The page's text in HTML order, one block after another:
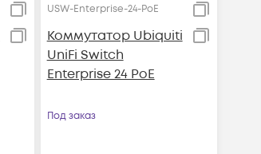
USW-Enterprise-24-PoE
Коммутатор Ubiquiti
UniFi Switch
Enterprise 24 PoE
Под заказ